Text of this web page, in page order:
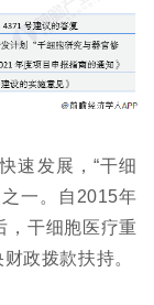
速发展，“干细
一。自2015年
，干细胞医疗重
政拨款扶持。